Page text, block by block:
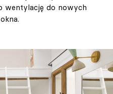
wentylację do nowych